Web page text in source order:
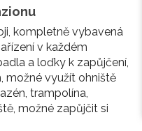
kompletně vybavená
v každém
a loďky k zapůjčení,
možné využít ohniště
trampolína,
možné zapůjčit si